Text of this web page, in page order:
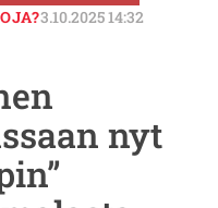
3.10.2025 14:32
nyt